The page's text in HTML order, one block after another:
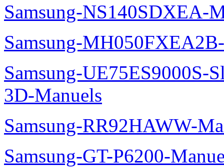
Samsung-NS140SDXEA-
Samsung-
Samsung-
3D-Manuels
Samsung-RR92HAWW-
Samsung-GT-P6200-